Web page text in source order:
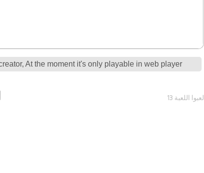
At the moment it's only playable in web player
13 لعبوا اللعبة